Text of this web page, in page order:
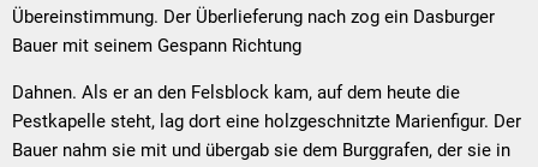
Übereinstimmung. Der Überlieferung nach zog ein Dasburger
Bauer mit seinem Gespann Richtung
Dahnen. Als er an den Felsblock kam, auf dem heute die
Pestkapelle steht, lag dort eine holzgeschnitzte Marienfigur. Der
Bauer nahm sie mit und übergab sie dem Burggrafen, der sie in